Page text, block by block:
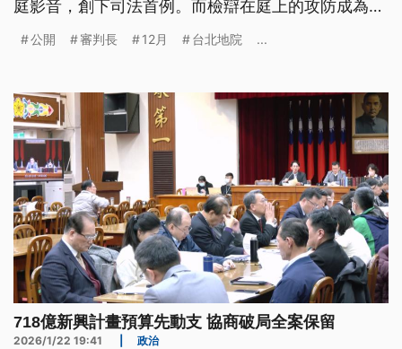
庭影音，創下司法首例。而檢辯在庭上的攻防成為焦
斷。
公開 審判長 12月 台北地院 ...
718億新興計畫預算先動支 協商破局全案保留
2026/1/22 19:41 政治